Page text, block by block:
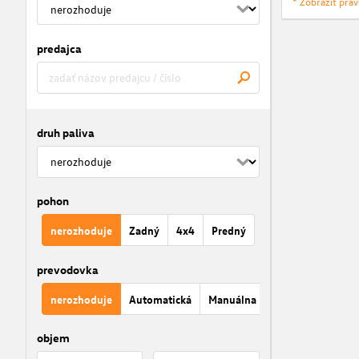
predajca
druh paliva
pohon
nerozhoduje Zadný 4x4 Predný
prevodovka
nerozhoduje Automatická Manuálna
objem